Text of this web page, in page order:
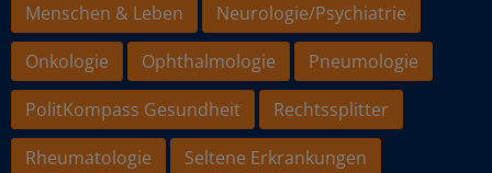
Menschen & Leben
Neurologie/Psychiatrie
Onkologie
Ophthalmologie
Pneumologie
PolitKompass Gesundheit
Rechtssplitter
Rheumatologie
Seltene Erkrankungen